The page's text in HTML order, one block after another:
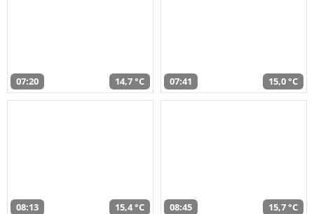
07:20 14,7 °C 07:41 15,0 °C
08:13 15,4 °C 08:45 15,7 °C